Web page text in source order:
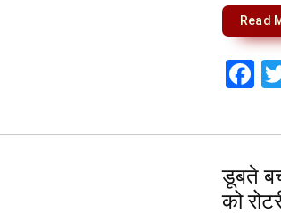
Read
F
b
o
डूबते
को